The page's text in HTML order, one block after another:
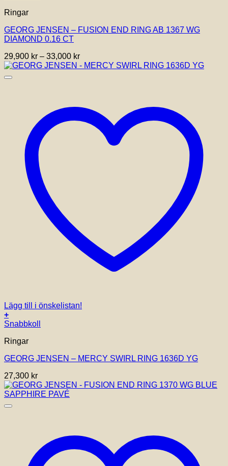
produkten
flera
varianter.
olika
alternativen
kan
Ringar
GEORG JENSEN – FUSION END RING AB 1367 WG
DIAMOND 0.16 CT
29,900 kr – 33,000 krPrisintervall:
29,900 kr
Lägg till i önskelistan!
+
Den
produkten
flera
De
olika
alternativen
kan
Snabbkoll
Ringar
GEORG JENSEN – MERCY SWIRL RING 1636D YG
27,300 kr